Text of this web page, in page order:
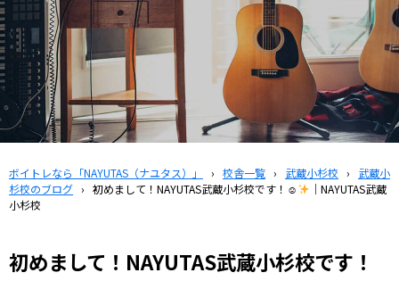
ボイトレなら「NAYUTAS（ナユタス）」 › 校舎一覧 › 武蔵小杉校 ›
武蔵小
杉校のブログ › 初めまして！NAYUTAS武蔵小杉校です！☺
｜NAYUTAS武蔵
小杉校
初めまして！NAYUTAS武蔵小杉校です！